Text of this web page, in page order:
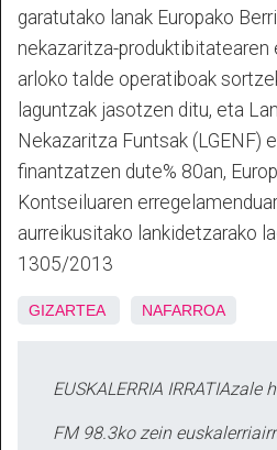
garatutako lanak Europako
nekazaritza-produktibitatearen
arloko talde operatiboak
laguntzak jasotzen ditu, eta
Nekazaritza Funtsak (LGENF)
finantzatzen dute% 80an,
Kontseiluaren
aurreikusitako lankidetzarako
1305/2013
GIZARTEA NAFARROA
EUSKALERRIA IRRATIAzale
FM 98.3ko zein